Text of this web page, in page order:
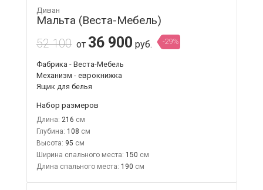
Диван
Мальта (Веста-Мебель)
52 100 от 36 900 руб. -29%
Фабрика - Веста-Мебель
Механизм - еврокнижка
Ящик для белья
Набор размеров
Длина: 216
Глубина: 108
Высота: 95
Ширина спального места: 150
Длина спального места: 190